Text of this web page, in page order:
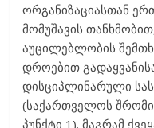
ორგანიზაციასთან
მომუშავის
აუცილებლობის
დროებით
დისციპლინარული
(საქართველოს
პუნქტი 1). მაგრამ